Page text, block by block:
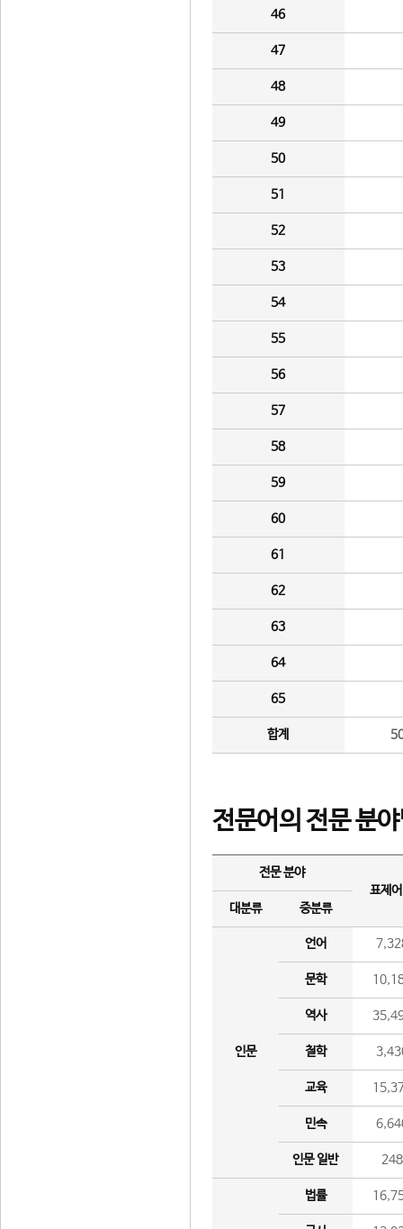
46
47
48
49
50
51
52
53
54
55
56
57
58
59
60
61
62
63
64
65
합계
전문어의 전문 분
전문 분야
표제
대분류
중분류
인문
언어
문학
역사
철학
교육
민속
인문 일반 248
법률